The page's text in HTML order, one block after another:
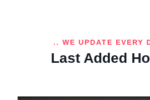
.. WE UPDATE EVERY
Last Added